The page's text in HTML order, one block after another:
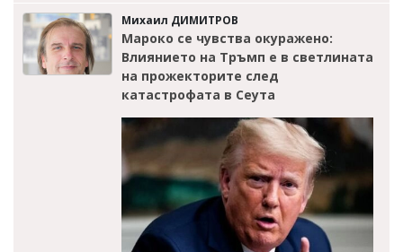
Михаил ДИМИТРОВ
Мароко се чувства окуражено:
Влиянието на Тръмп е в светлината
на прожекторите след
катастрофата в Сеута